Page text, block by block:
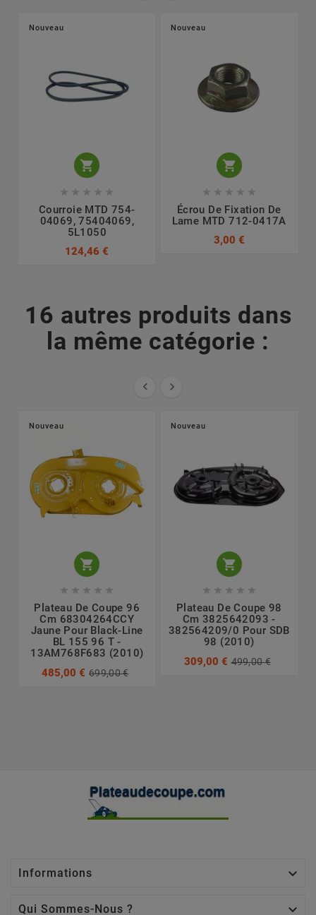
Nouveau

    
Courroie MTD 754-
04069, 75404069,
5L1050
124,46 €
Nouveau

    
Écrou De Fixation De
Lame MTD 712-0417A
3,00 €
16 autres produits dans
la même catégorie :
 
Nouveau

    
Plateau De Coupe 96
Cm 68304264CCY
Jaune Pour Black-Line
BL 155 96 T -
13AM768F683 (2010)
485,00 € 699,00 €
Nouveau

    
Plateau De Coupe 98
Cm 3825642093 -
382564209/0 Pour SDB
98 (2010)
309,00 € 499,00 €
Informations 
Qui Sommes-Nous ? 